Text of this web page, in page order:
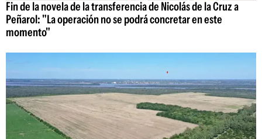
Fin de la novela de la transferencia de Nicolás de la Cruz a
Peñarol: "La operación no se podrá concretar en este
momento"